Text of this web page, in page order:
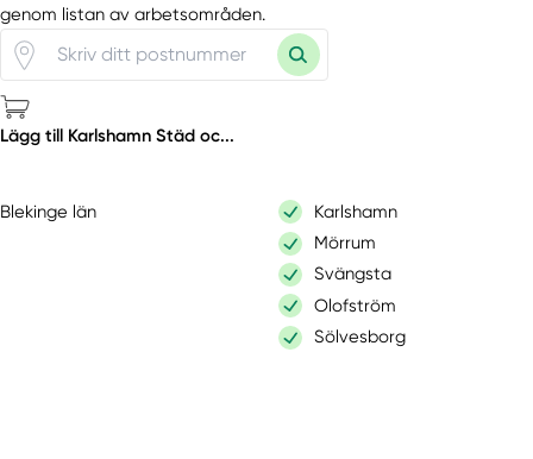
genom listan av arbetsområden.
Lägg till Karlshamn Städ oc...
Blekinge län
Karlshamn
Mörrum
Svängsta
Olofström
Sölvesborg